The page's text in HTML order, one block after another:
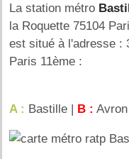
La station métro
la Roquette 75104
est situé à l'adresse :
Paris 11ème :
A : Bastille | B : Avron